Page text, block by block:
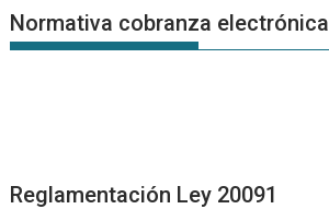
Normativa cobranza electrónica
Reglamentación Ley 20091